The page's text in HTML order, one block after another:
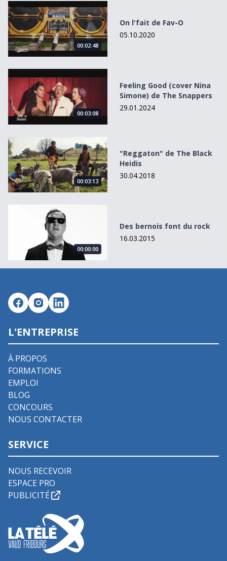
On l&#039;fait de Fav-O
00:02:48
On l'fait de Fav-O
05.10.2020
Feeling Good (cover Nina Simone) de The Snappers
00:03:08
Feeling Good (cover Nina
Simone) de The Snappers
29.01.2024
&quot;Reggaton&quot; de The Black Heidis
00:03:13
"Reggaton" de The Black
Heidis
30.04.2018
Des bernois font du rock
00:00:00
Des bernois font du rock
16.03.2015
L'ENTREPRISE
À PROPOS
FORMATIONS
EMPLOI
BLOG
CONCOURS
NOUS CONTACTER
SERVICE
NOUS RECEVOIR
ESPACE PRO
PUBLICITÉ